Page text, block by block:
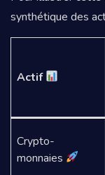
synthétique des
Actif
Crypto-
monnaies